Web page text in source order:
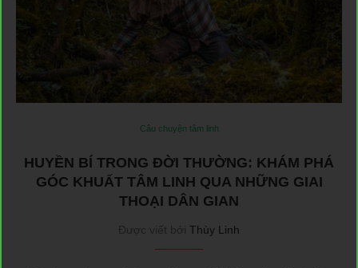
Câu chuyện tâm linh
HUYỀN BÍ TRONG ĐỜI THƯỜNG: KHÁM PHÁ
GÓC KHUẤT TÂM LINH QUA NHỮNG GIAI
THOẠI DÂN GIAN
Được viết bởi Thùy Linh